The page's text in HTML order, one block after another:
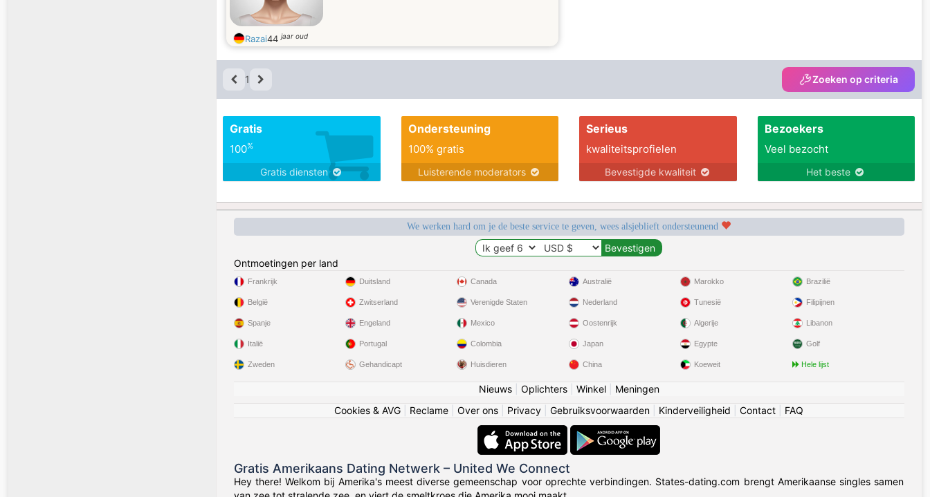
Razai44jaar oud
1 Zoeken op criteria
Gratis
100%
Gratis diensten
Ondersteuning
100% gratis
Luisterende moderators
Serieus
kwaliteitsprofielen
Bevestigde kwaliteit
Bezoekers
Veel bezocht
Het beste
We werken hard om je de beste service te geven, wees alsjeblieft ondersteunend
Ontmoetingen per land
Frankrijk
België
Spanje
Italië
Zweden
Duitsland
Zwitserland
Engeland
Portugal
Gehandicapt
Canada
Verenigde Staten
Mexico
Colombia
Huisdieren
Australië
Nederland
Oostenrijk
Japan
China
Marokko
Tunesië
Algerije
Egypte
Koeweit
Brazilië
Filipijnen
Libanon
Golf
Hele lijst
Nieuws| Oplichters| Winkel| Meningen
Cookies & AVG
Reclame Over ons Privacy Gebruiksvoorwaarden Kinderveiligheid Contact FAQ
Gratis Amerikaans Dating Netwerk – United We Connect
Hey there! Welkom bij Amerika's meest diverse gemeenschap voor oprechte verbindingen. States-dating.com brengt Amerikaanse singles samen